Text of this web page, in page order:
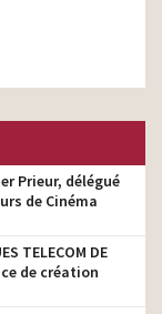
Prieur, délégué
de Cinéma
TELECOM DE
de création